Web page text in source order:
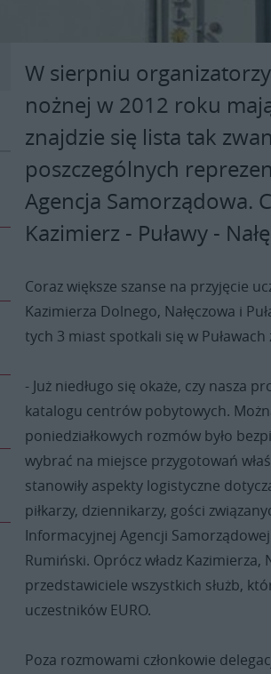
W sierpniu
nożnej w 2012 roku
znajdzie się lista tak
poszczególnych
Agencja Samorządowa.
Kazimierz - Puławy -
Coraz większe szanse na przyjęcie
Kazimierza Dolnego, Nałęczowa i
tych 3 miast spotkali się w Puławach
- Już niedługo się okaże, czy nasza
katalogu centrów pobytowych.
poniedziałkowych rozmów było
wybrać na miejsce przygotowań
stanowiły aspekty logistyczne
piłkarzy, dziennikarzy, gości
Informacyjnej Agencji
Rumiński. Oprócz władz Kazimierza,
przedstawiciele wszystkich służb,
uczestników EURO.
Poza rozmowami członkowie